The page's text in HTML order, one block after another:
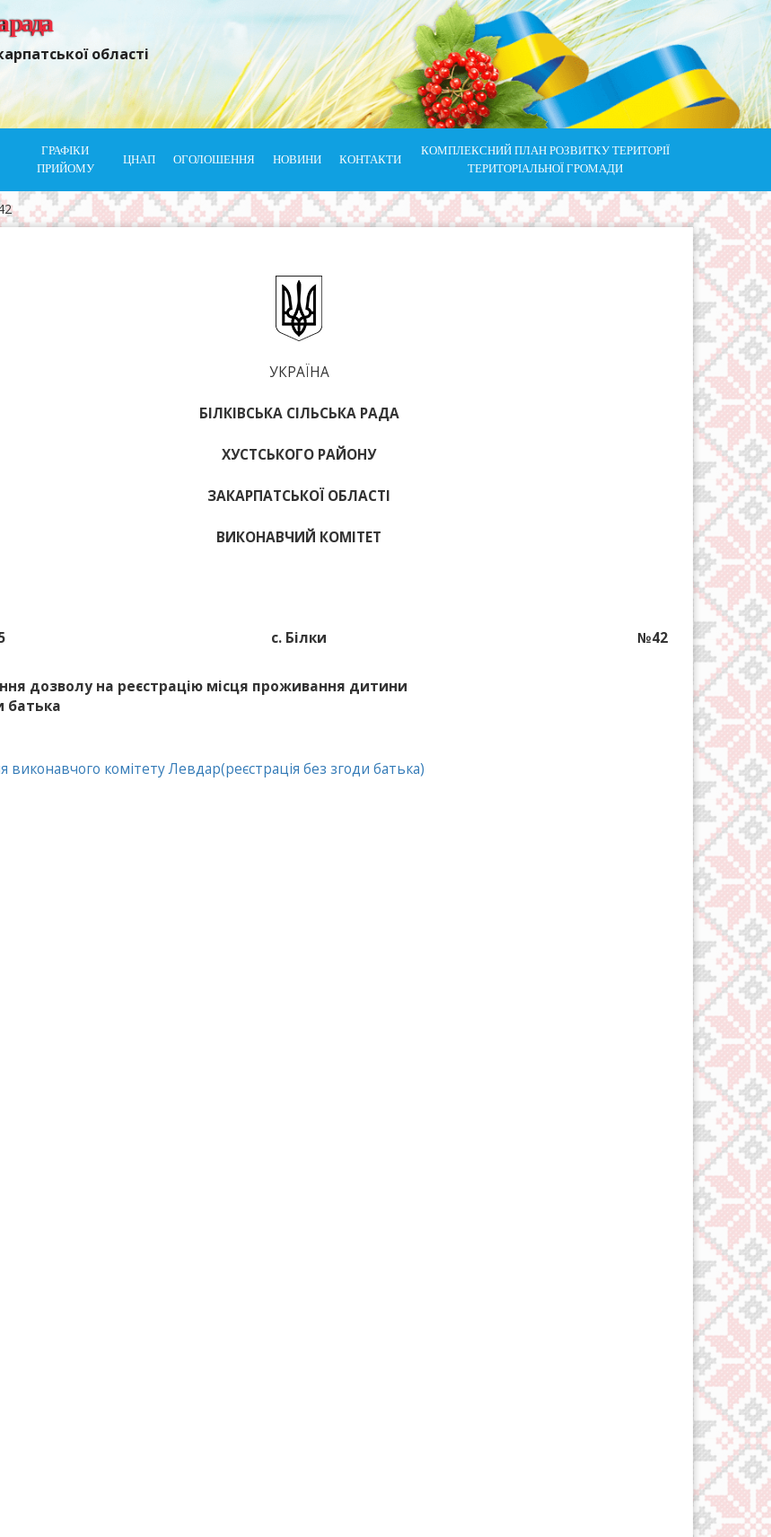
рада
області
ГРАФІКИ
ПРИЙОМУ
ЦНАП ОГОЛОШЕННЯ НОВИНИ КОНТАКТИ
КОМПЛЕКСНИЙ ПЛАН РОЗВИТКУ ТЕРИТОРІЇ
ТЕРИТОРІАЛЬНОЇ ГРОМАДИ
УКРАЇНА
БІЛКІВСЬКА СІЛЬСЬКА РАДА
ХУСТСЬКОГО РАЙОНУ
ЗАКАРПАТСЬКОЇ ОБЛАСТІ
ВИКОНАВЧИЙ КОМІТЕТ
с. Білки №42
дозволу на реєстрацію місця проживання дитини
батька
виконавчого комітету Левдар(реєстрація без згоди батька)